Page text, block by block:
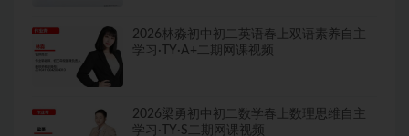
2026林淼初中初二英语春上双语素养自主
学习·TY·A+二期网课视频
2026梁勇初中初二数学春上数理思维自主
学习·TY·S二期网课视频